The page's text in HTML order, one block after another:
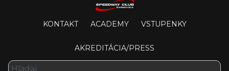
KONTAKT ACADEMY VSTUPENKY
AKREDITÁCIA/PRESS